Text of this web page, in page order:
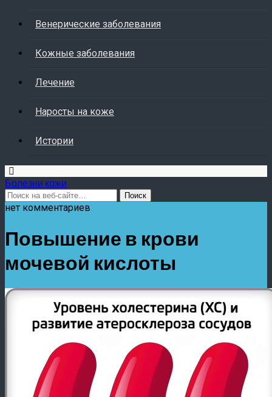
Венерические заболевания
Кожные заболевания
Лечение
Наросты на коже
Истории
Болезни кожи
нет комментариев
Повышение в крови
мочевой кислоты